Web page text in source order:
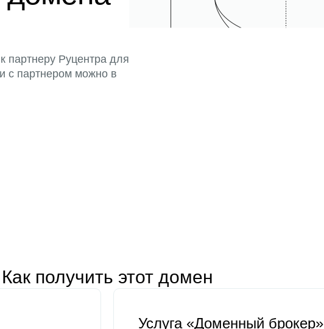
партнеру Руцентра для
с партнером можно в
Как получить этот домен
Услуга «Доменный брокер»